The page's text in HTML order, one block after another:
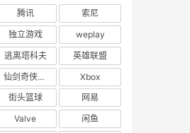
腾讯
索尼
独立游戏
weplay
逃离塔科夫
英雄联盟
仙剑奇侠传四
Xbox
街头篮球
网易
Valve
闲鱼